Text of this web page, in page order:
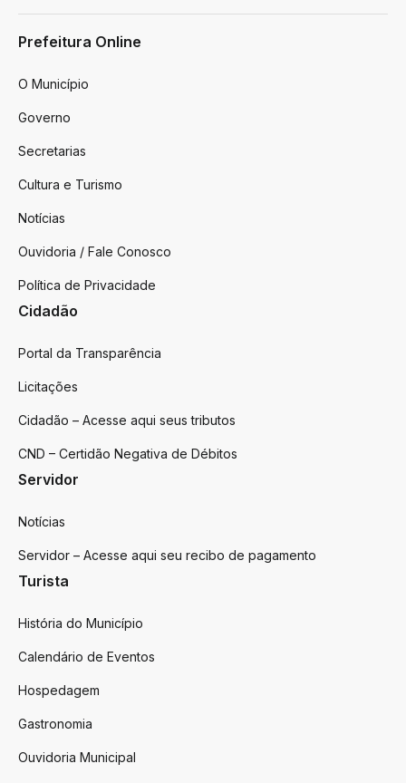
Prefeitura Online
O Município
Governo
Secretarias
Cultura e Turismo
Notícias
Ouvidoria / Fale Conosco
Política de Privacidade
Cidadão
Portal da Transparência
Licitações
Cidadão – Acesse aqui seus tributos
CND – Certidão Negativa de Débitos
Servidor
Notícias
Servidor – Acesse aqui seu recibo de pagamento
Turista
História do Município
Calendário de Eventos
Hospedagem
Gastronomia
Ouvidoria Municipal